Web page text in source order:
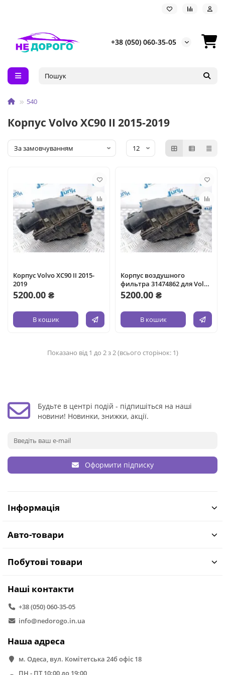
+38 (050) 060-35-05
540
Корпус Volvo XC90 II 2015-2019
Корпус Volvo XC90 II 2015-
2019
5200.00 ₴
В кошик
Корпус воздушного
фильтра 31474862 для Volvo
XC90 II 2015-2019
5200.00 ₴
В кошик
Показано від 1 до 2 з 2 (всього сторінок: 1)
Будьте в центрі подій - підпишіться на наші
новини! Новинки, знижки, акції.
Оформити підписку
Інформація
Авто-товари
Побутові товари
Наші контакти
+38 (050) 060-35-05
info@nedorogo.in.ua
Наша адреса
м. Одеса, вул. Комітетська 24б офіс 18
ПН - ПТ 10:00 до 19:00